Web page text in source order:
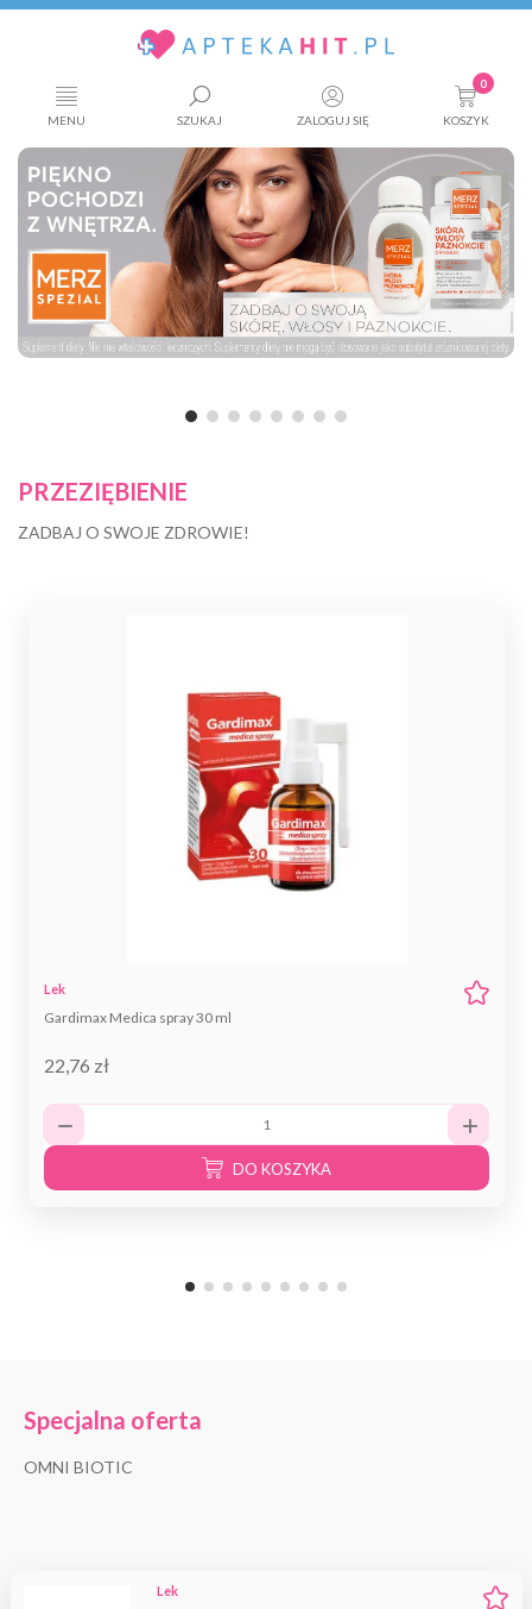
MENU SZUKAJ ZALOGUJ SIĘ
0
KOSZYK
PRZEZIĘBIENIE
ZADBAJ O SWOJE ZDROWIE!
Lek
Xylogel 0,1% żel do nosa 15 ml
20,91 zł
DO KOSZYKA
Specjalna oferta
OMNI BIOTIC
Lek